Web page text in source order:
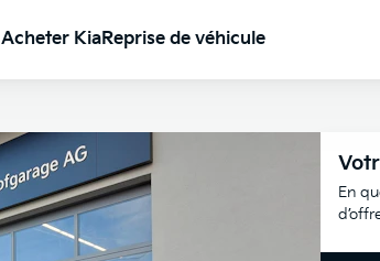
Acheter KiaReprise de véhicule
En